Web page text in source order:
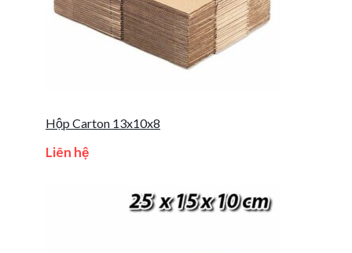
Hộp Carton 13x10x8
Liên hệ